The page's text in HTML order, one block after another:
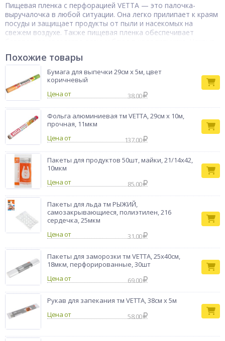
Пищевая пленка с перфорацией VETTA — это палочка-
выручалочка в любой ситуации. Она легко прилипает к краям
посуды и защищает продукты от пыли и насекомых на
свежем воздухе. Также пищевая пленка обеспечивает
сохранить их природный аромат и вкус. Дополнительно ее
можно использовать в качестве упаковки для завтраков в
школу и обедов для пикника.
пищевая
Бренд
Vetta
Похожие товары
Бумага для выпечки 29см x 5м, цвет
коричневый
Цена от
38.00
Фольга алюминиевая тм VETTA, 29см х 10м,
прочная, 11мкм
Цена от
137.00
Пакеты для продуктов 50шт, майки, 21/14х42,
10мкм
Цена от
85.00
Пакеты для льда тм РЫЖИЙ,
самозакрывающиеся, полиэтилен, 216
сердечка, 25мкм
Цена от
31.00
Пакеты для заморозки тм VETTA, 25x40см,
18мкм, перфорированные, 30шт
Цена от
69.00
Рукав для запекания тм VETTA, 38см x 5м
Цена от
58.00